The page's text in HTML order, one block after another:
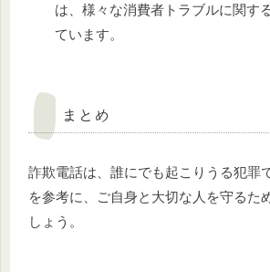
は、様々な消費者トラブルに関す
ています。
まとめ
詐欺電話は、誰にでも起こりうる犯罪
を参考に、ご自身と大切な人を守るた
しょう。